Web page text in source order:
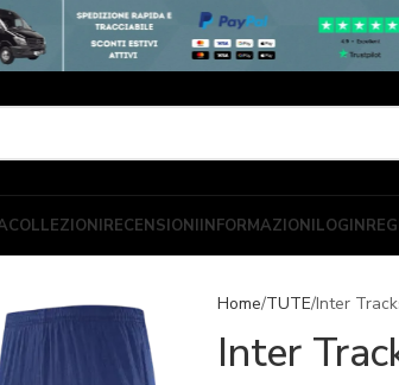
COLLEZIONIRECENSIONIINFORMAZIONILOGIN
Home TUTE Inter
Inter